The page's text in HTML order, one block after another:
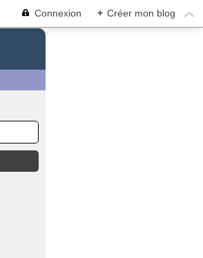
Connexion + Créer mon blog